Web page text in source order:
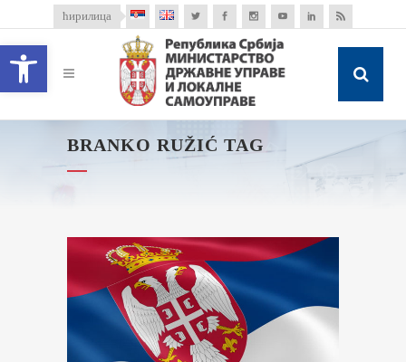
Open toolbar
ћирилица
BRANKO RUŽIĆ TAG